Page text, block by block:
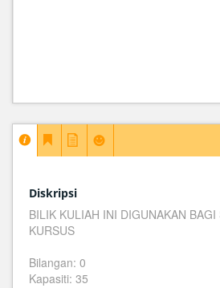
Diskripsi
BILIK KULIAH INI DIGUNAKAN BAGI
KURSUS
Bilangan: 0
Kapasiti: 35